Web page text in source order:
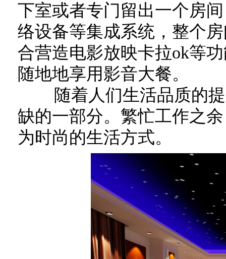
下室或者专门留出一个房
络设备等集成系统，整个
合营造电影放映卡拉ok等
随地地享用影音大餐。
随着人们生活品质的提
缺的一部分。繁忙工作之
为时尚的生活方式。